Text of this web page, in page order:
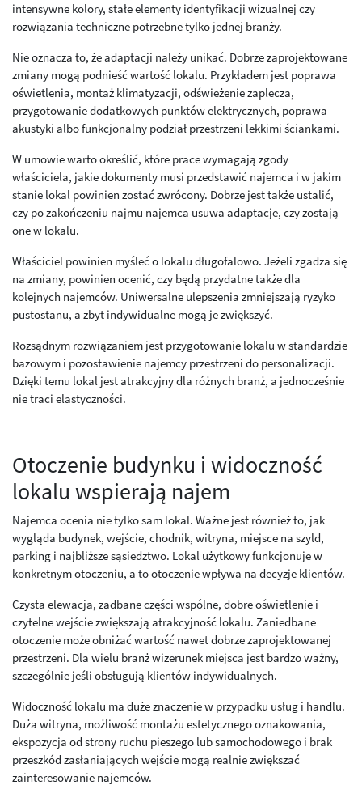
intensywne kolory, stałe elementy identyfikacji wizualnej czy
rozwiązania techniczne potrzebne tylko jednej branży.
Nie oznacza to, że adaptacji należy unikać. Dobrze zaprojektowane
zmiany mogą podnieść wartość lokalu. Przykładem jest poprawa
oświetlenia, montaż klimatyzacji, odświeżenie zaplecza,
przygotowanie dodatkowych punktów elektrycznych, poprawa
akustyki albo funkcjonalny podział przestrzeni lekkimi ściankami.
W umowie warto określić, które prace wymagają zgody
właściciela, jakie dokumenty musi przedstawić najemca i w jakim
stanie lokal powinien zostać zwrócony. Dobrze jest także ustalić,
czy po zakończeniu najmu najemca usuwa adaptacje, czy zostają
one w lokalu.
Właściciel powinien myśleć o lokalu długofalowo. Jeżeli zgadza się
na zmiany, powinien ocenić, czy będą przydatne także dla
kolejnych najemców. Uniwersalne ulepszenia zmniejszają ryzyko
pustostanu, a zbyt indywidualne mogą je zwiększyć.
Rozsądnym rozwiązaniem jest przygotowanie lokalu w standardzie
bazowym i pozostawienie najemcy przestrzeni do personalizacji.
Dzięki temu lokal jest atrakcyjny dla różnych branż, a jednocześnie
nie traci elastyczności.
Otoczenie budynku i widoczność
lokalu wspierają najem
Najemca ocenia nie tylko sam lokal. Ważne jest również to, jak
wygląda budynek, wejście, chodnik, witryna, miejsce na szyld,
parking i najbliższe sąsiedztwo. Lokal użytkowy funkcjonuje w
konkretnym otoczeniu, a to otoczenie wpływa na decyzje klientów.
Czysta elewacja, zadbane części wspólne, dobre oświetlenie i
czytelne wejście zwiększają atrakcyjność lokalu. Zaniedbane
otoczenie może obniżać wartość nawet dobrze zaprojektowanej
przestrzeni. Dla wielu branż wizerunek miejsca jest bardzo ważny,
szczególnie jeśli obsługują klientów indywidualnych.
Widoczność lokalu ma duże znaczenie w przypadku usług i handlu.
Duża witryna, możliwość montażu estetycznego oznakowania,
ekspozycja od strony ruchu pieszego lub samochodowego i brak
przeszkód zasłaniających wejście mogą realnie zwiększać
zainteresowanie najemców.